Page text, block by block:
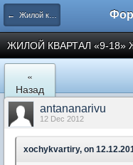
← Жилой квартал "9-18" в Мытищах
ЖИЛОЙ КВАРТАЛ «9-18»
«
Назад
antananarivu
12 Dec 2012
xochykvartiry, on